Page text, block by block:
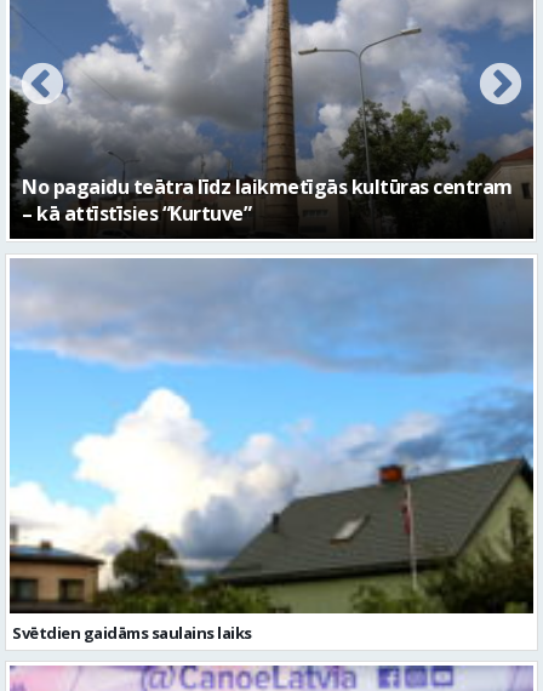
No pagaidu teātra līdz laikmetīgās kultūras centram
– kā attīstīsies “Kurtuve”
Svētdien gaidāms saulains laiks